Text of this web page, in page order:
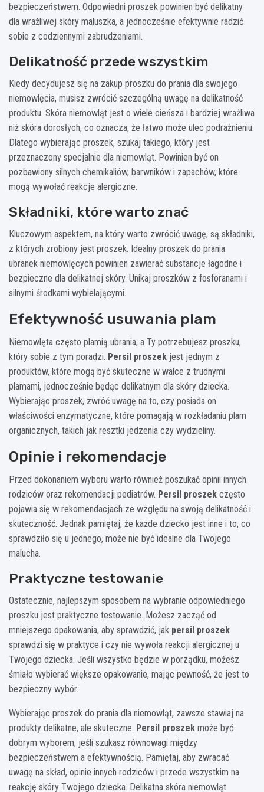
bezpieczeństwem. Odpowiedni proszek powinien być delikatny
dla wrażliwej skóry maluszka, a jednocześnie efektywnie radzić
sobie z codziennymi zabrudzeniami.
Delikatność przede wszystkim
Kiedy decydujesz się na zakup proszku do prania dla swojego
niemowlęcia, musisz zwrócić szczególną uwagę na delikatność
produktu. Skóra niemowląt jest o wiele cieńsza i bardziej wrażliwa
niż skóra dorosłych, co oznacza, że łatwo może ulec podrażnieniu.
Dlatego wybierając proszek, szukaj takiego, który jest
przeznaczony specjalnie dla niemowląt. Powinien być on
pozbawiony silnych chemikaliów, barwników i zapachów, które
mogą wywołać reakcje alergiczne.
Składniki, które warto znać
Kluczowym aspektem, na który warto zwrócić uwagę, są składniki,
z których zrobiony jest proszek. Idealny proszek do prania
ubranek niemowlęcych powinien zawierać substancje łagodne i
bezpieczne dla delikatnej skóry. Unikaj proszków z fosforanami i
silnymi środkami wybielającymi.
Efektywność usuwania plam
Niemowlęta często plamią ubrania, a Ty potrzebujesz proszku,
który sobie z tym poradzi. Persil proszek jest jednym z
produktów, które mogą być skuteczne w walce z trudnymi
plamami, jednocześnie będąc delikatnym dla skóry dziecka.
Wybierając proszek, zwróć uwagę na to, czy posiada on
właściwości enzymatyczne, które pomagają w rozkładaniu plam
organicznych, takich jak resztki jedzenia czy wydzieliny.
Opinie i rekomendacje
Przed dokonaniem wyboru warto również poszukać opinii innych
rodziców oraz rekomendacji pediatrów. Persil proszek często
pojawia się w rekomendacjach ze względu na swoją delikatność i
skuteczność. Jednak pamiętaj, że każde dziecko jest inne i to, co
sprawdziło się u jednego, może nie być idealne dla Twojego
malucha.
Praktyczne testowanie
Ostatecznie, najlepszym sposobem na wybranie odpowiedniego
proszku jest praktyczne testowanie. Możesz zacząć od
mniejszego opakowania, aby sprawdzić, jak persil proszek
sprawdzi się w praktyce i czy nie wywoła reakcji alergicznej u
Twojego dziecka. Jeśli wszystko będzie w porządku, możesz
śmiało wybierać większe opakowanie, mając pewność, że jest to
bezpieczny wybór.
Wybierając proszek do prania dla niemowląt, zawsze stawiaj na
produkty delikatne, ale skuteczne. Persil proszek może być
dobrym wyborem, jeśli szukasz równowagi między
bezpieczeństwem a efektywnością. Pamiętaj, aby zwracać
uwagę na skład, opinie innych rodziców i przede wszystkim na
reakcję skóry Twojego dziecka. Delikatna skóra niemowląt